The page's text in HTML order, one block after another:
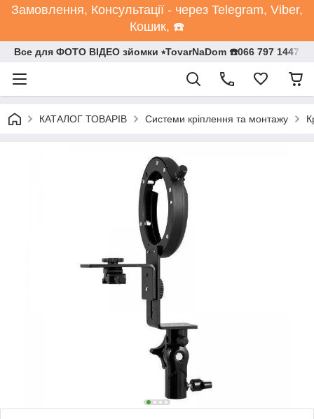
Замовлення, Консультації - через Telegram, Viber,
Кошик, ☎️
Все для ФОТО ВІДЕО зйомки ⭒TovarNaDom ☎️066 797 1447
КАТАЛОГ ТОВАРІВ Системи кріплення та монтажу